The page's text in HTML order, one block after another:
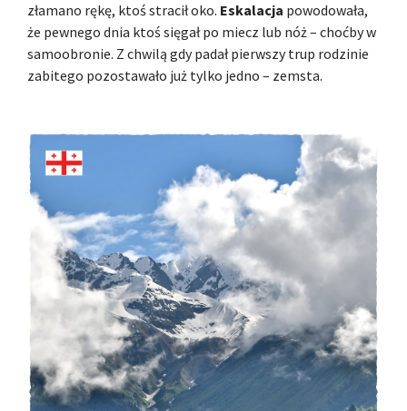
złamano rękę, ktoś stracił oko. Eskalacja powodowała,
że pewnego dnia ktoś sięgał po miecz lub nóż – choćby w
samoobronie. Z chwilą gdy padał pierwszy trup rodzinie
zabitego pozostawało już tylko jedno – zemsta.